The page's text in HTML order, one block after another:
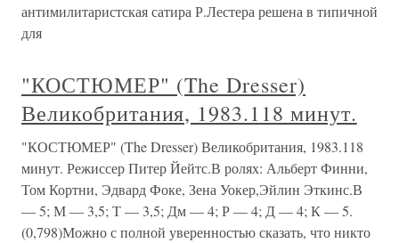
антимилитаристская сатира Р.Лестера решена в типичной
для
"КОСТЮМЕР" (The Dresser)
Великобритания, 1983.118 минут.
"КОСТЮМЕР" (The Dresser) Великобритания, 1983.118
минут. Режиссер Питер Йейтс.В ролях: Альберт Финни,
Том Кортни, Эдвард Фоке, Зена Уокер,Эйлин Эткинс.В
— 5; М — 3,5; Т — 3,5; Дм — 4; Р — 4; Д — 4; К — 5.
(0,798)Можно с полной уверенностью сказать, что никто